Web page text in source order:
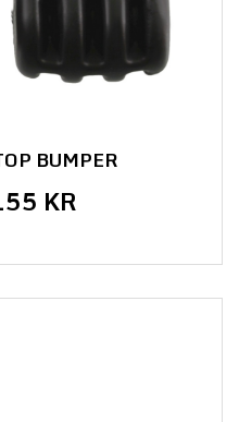
BUMPER
KR